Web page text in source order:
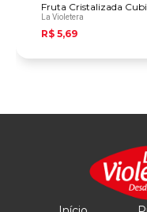
Fruta Cristalizada
La Violetera
R$ 5,69